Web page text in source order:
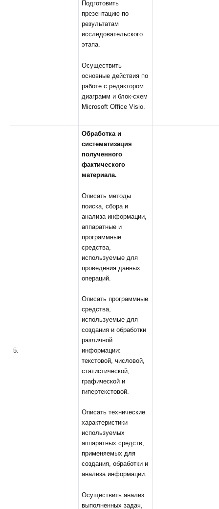
Подготовить
презентацию по
результатам
исследовательского
этапа.
Осуществить
основные действия по
работе с редактором
диаграмм и блок-схем
Microsoft Office Visio.
5.
Обработка и
систематизация
полученного
фактического
материала.
Описать методы
поиска, сбора и
анализа информации,
аппаратные и
программные
средства,
используемые для
проведения данных
операций.
Описать программные
средства,
используемые для
создания и обработки
различной
информации:
текстовой, числовой,
статистической,
графической и
гипертекстовой.
Описать технические
характеристики
используемых
аппаратных средств,
применяемых для
создания, обработки и
анализа информации.
Осуществить анализ
выполненных задач,